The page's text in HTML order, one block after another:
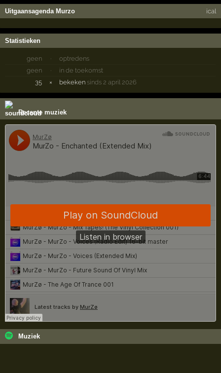
Uitgaansagenda Murzo ical
Statistieken
geen ·
optredens
geen
·
in de toekomst
35
× bekeken sinds 2 april 2026
Recente muziek
Muziek